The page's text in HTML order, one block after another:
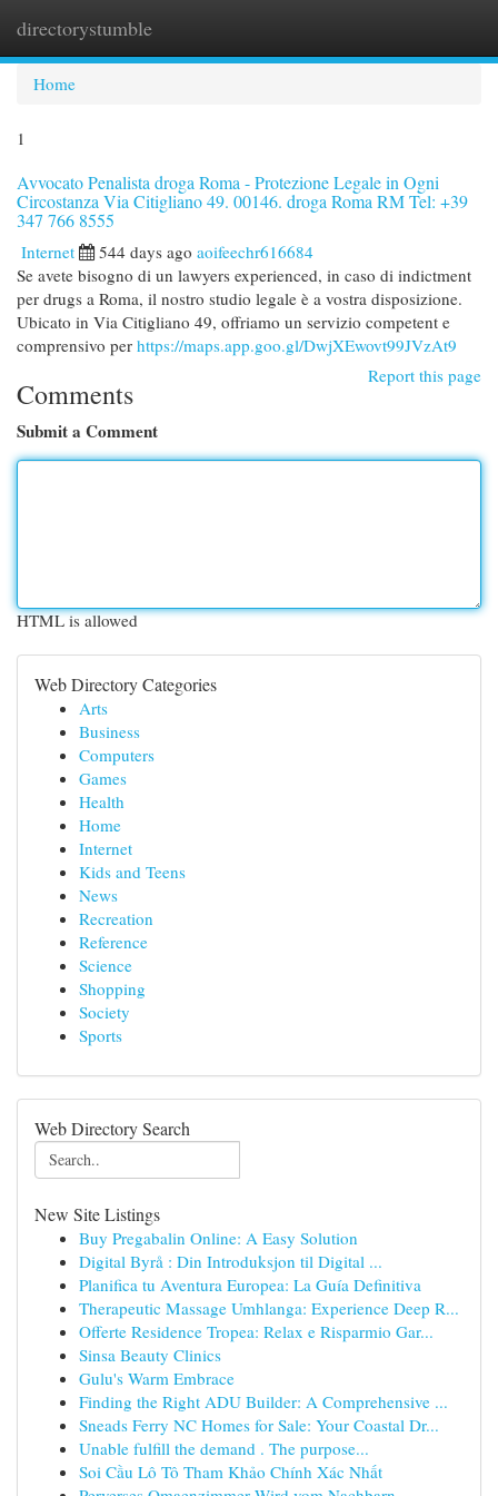
directorystumble
Home
1
Avvocato Penalista droga Roma - Protezione Legale in Ogni
Circostanza Via Citigliano 49. 00146. droga Roma RM Tel: +39
347 766 8555
Internet 544 days ago aoifeechr616684
Se avete bisogno di un lawyers experienced, in caso di indictment
per drugs a Roma, il nostro studio legale è a vostra disposizione.
Ubicato in Via Citigliano 49, offriamo un servizio competent e
comprensivo per https://maps.app.goo.gl/DwjXEwovt99JVzAt9
Report this page
Comments
Submit a Comment
HTML is allowed
Web Directory Categories
Arts
Business
Computers
Games
Health
Home
Internet
Kids and Teens
News
Recreation
Reference
Science
Shopping
Society
Sports
Web Directory Search
New Site Listings
Buy Pregabalin Online: A Easy Solution
Digital Byrå : Din Introduksjon til Digital ...
Planifica tu Aventura Europea: La Guía Definitiva
Therapeutic Massage Umhlanga: Experience Deep R...
Offerte Residence Tropea: Relax e Risparmio Gar...
Sinsa Beauty Clinics
Gulu's Warm Embrace
Finding the Right ADU Builder: A Comprehensive ...
Sneads Ferry NC Homes for Sale: Your Coastal Dr...
Unable fulfill the demand . The purpose...
Soi Cầu Lô Tô Tham Khảo Chính Xác Nhất